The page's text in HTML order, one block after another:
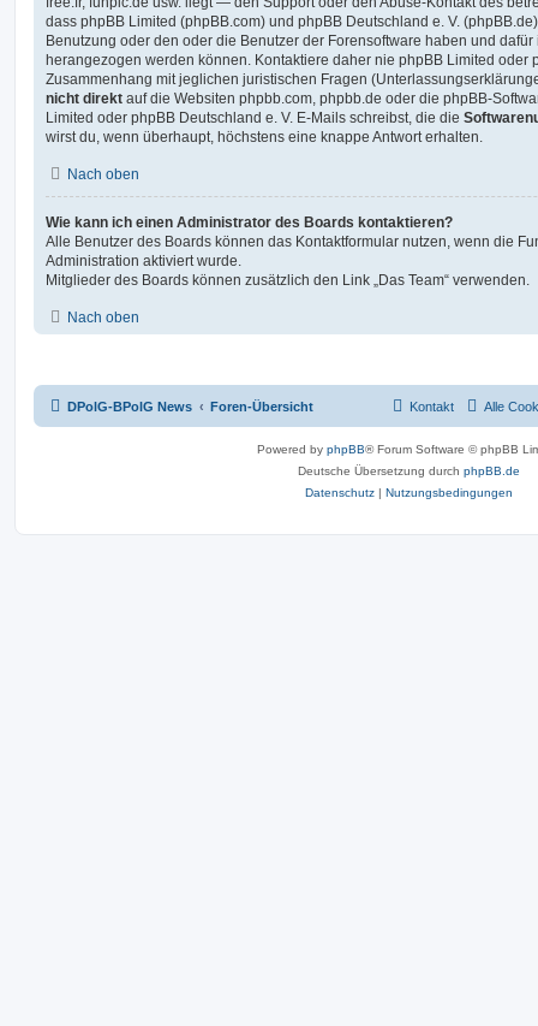
dass phpBB Limited (phpBB.com) und phpBB Deutschland e. V.
Benutzung oder den oder die Benutzer der Forensoftware haben und
herangezogen werden können. Kontaktiere daher nie phpBB Limited oder
Zusammenhang mit jeglichen juristischen Fragen
nicht direkt auf die Websiten phpbb.com, phpbb.de oder die phpBB-
Limited oder phpBB Deutschland e. V. E-Mails schreibst, die die
wirst du, wenn überhaupt, höchstens eine knappe Antwort erhalten.
Nach oben
Wie kann ich einen Administrator des Boards kontaktieren?
Alle Benutzer des Boards können das Kontaktformular nutzen, wenn die
Administration aktiviert wurde.
Mitglieder des Boards können zusätzlich den Link „Das Team“ verwenden.
Nach oben
DPolG-BPolG News Foren-Übersicht Alle
Kontakt
Powered by phpBB® Forum Software © phpBB
Deutsche Übersetzung durch phpBB.de
Datenschutz | Nutzungsbedingungen